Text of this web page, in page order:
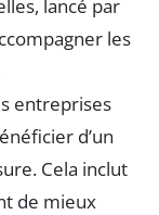
lancé par
les
entreprises
d’un
Cela inclut
de mieux